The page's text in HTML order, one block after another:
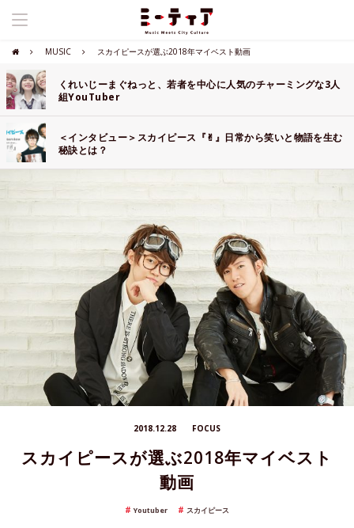
MUSIC スカイピースが選ぶ2018年マイベスト動画
くれいじーまぐねっと、若者を中心に人気のチャーミングな3人
組YouTuber
＜インタビュー＞スカイピース『✌︎』日常から笑いと物語を生む
秘訣とは？
2018.12.28 FOCUS
スカイピースが選ぶ2018年マイベスト
動画
Youtuber スカイピース